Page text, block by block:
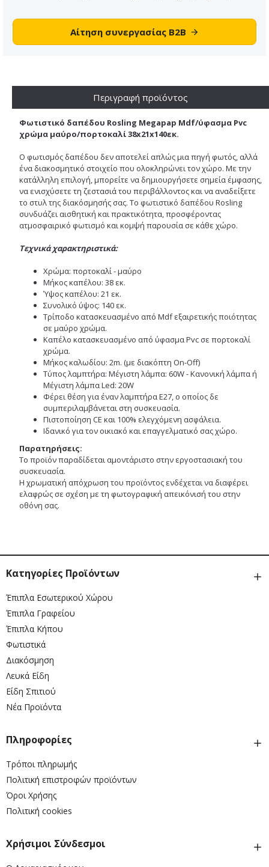
Αίτηση συνεργασίας B2B
Περιγραφή προϊόντος
Φωτιστικό δαπέδου Rosling Megapap Mdf/ύφασμα Pvc
χρώμα μαύρο/πορτοκαλί 38x21x140εκ.
Ο φωτισμός δαπέδου δεν αποτελεί απλώς μια πηγή φωτός, αλλά
ένα διακοσμητικό στοιχείο που ολοκληρώνει τον χώρο. Με την
κατάλληλη επιλογή, μπορείτε να δημιουργήσετε σημεία έμφασης,
να ενισχύσετε τη ζεστασιά του περιβάλλοντος και να αναδείξετε
το στυλ της διακόσμησής σας. Το φωτιστικό δαπέδου Rosling
συνδυάζει αισθητική και πρακτικότητα, προσφέροντας
ατμοσφαιρικό φωτισμό και κομψή παρουσία σε κάθε χώρο.
Τεχνικά χαρακτηριστικά:
Χρώμα: πορτοκαλί - μαύρο
Μήκος καπέλου: 38 εκ.
Ύψος καπέλου: 21 εκ.
Συνολικό ύψος: 140 εκ.
Τρίποδο κατασκευασμένο από Mdf εξαιρετικής ποιότητας
σε μαύρο χρώμα.
Καπέλο κατασκευασμένο από ύφασμα Pvc σε πορτοκαλί
χρώμα.
Μήκος καλωδίου: 2m. (με διακόπτη On-Off)
Τύπος λαμπτήρα: Μέγιστη λάμπα: 60W - Κανονική λάμπα ή
Μέγιστη λάμπα Led: 20W
Φέρει θέση για έναν λαμπτήρα Ε27, ο οποίος δε
συμπεριλαμβάνεται στη συσκευασία.
Πιστοποίηση CE και 100% ελεγχόμενη ασφάλεια.
Ιδανικό για τον οικιακό και επαγγελματικό σας χώρο.
Παρατηρήσεις:
Το προϊόν παραδίδεται αμοντάριστο στην εργοστασιακή του
συσκευασία.
Η χρωματική απόχρωση του προϊόντος ενδέχεται να διαφέρει
ελαφρώς σε σχέση με τη φωτογραφική απεικόνισή του στην
οθόνη σας.
Κατηγορίες Προϊόντων
Έπιπλα Εσωτερικού Χώρου
Έπιπλα Γραφείου
Έπιπλα Κήπου
Φωτιστικά
Διακόσμηση
Λευκά Είδη
Είδη Σπιτιού
Νέα Προϊόντα
Πληροφορίες
Τρόποι πληρωμής
Πολιτική επιστροφών προϊόντων
Όροι Χρήσης
Πολιτική cookies
Χρήσιμοι Σύνδεσμοι